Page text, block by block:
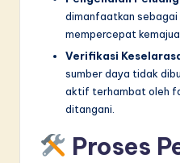
dimanfaatkan sebagai
mempercepat
Verifikasi
sumber daya tidak
aktif terhambat oleh
ditangani.
Proses